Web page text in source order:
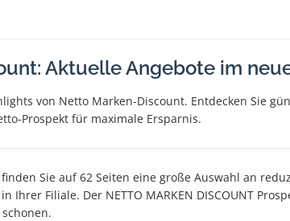
Aktuelle Angebote im
von Netto Marken-Discount. Entdecken Sie
Prospekt für maximale Ersparnis.
Sie auf 62 Seiten eine große Auswahl an
Ihrer Filiale. Der NETTO MARKEN DISCOUNT